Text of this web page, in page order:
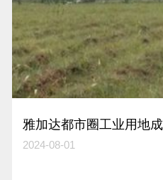
雅加达都市圈工业用地
2024-08-01